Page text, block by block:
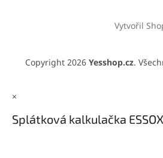
Vytvořil
Copyright 2026 Yesshop.cz.
×
Splátková kalkulačka ESSOX